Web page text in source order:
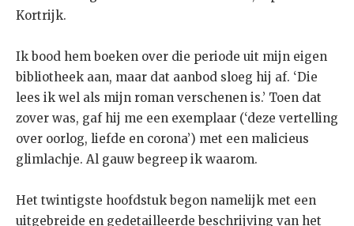
Kortrijk.
Ik bood hem boeken over die periode uit mijn eigen
bibliotheek aan, maar dat aanbod sloeg hij af. ‘Die
lees ik wel als mijn roman verschenen is.’ Toen dat
zover was, gaf hij me een exemplaar (‘deze vertelling
over oorlog, liefde en corona’) met een malicieus
glimlachje. Al gauw begreep ik waarom.
Het twintigste hoofdstuk begon namelijk met een
uitgebreide en gedetailleerde beschrijving van het